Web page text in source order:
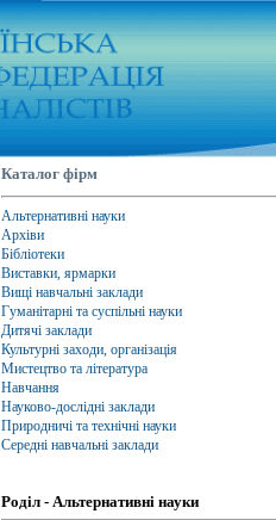
Каталог фірм
Альтернативні науки
Архіви
Бібліотеки
Виставки, ярмарки
Вищі навчальні заклади
Гуманітарні та суспільні науки
Дитячі заклади
Культурні заходи, організація
Мистецтво та література
Навчання
Науково-дослідні заклади
Природничі та технічні науки
Середні навчальні заклади
Роділ - Альтернативні науки